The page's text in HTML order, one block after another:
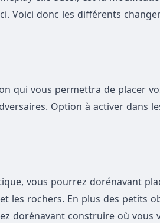
Voici donc les différents
qui vous permettra de placer
Option à activer dans
vous pourrez dorénavant
les rochers. En plus des petits
dorénavant construire où vous